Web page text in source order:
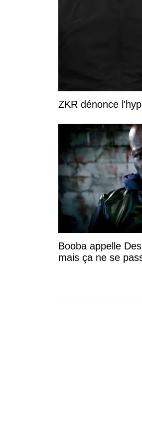
ZKR dénonce
Booba appelle
mais ça ne se